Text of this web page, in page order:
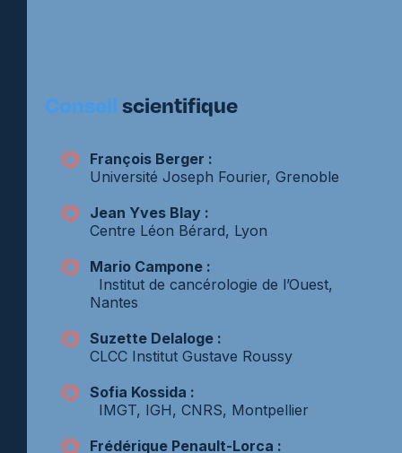
Conseilscientifique
François Berger :
Université Joseph Fourier, Grenoble
Jean Yves Blay :
Centre Léon Bérard, Lyon
Mario Campone :
Institut de cancérologie de l’Ouest,
Nantes
Suzette Delaloge :
CLCC Institut Gustave Roussy
Sofia Kossida :
IMGT, IGH, CNRS, Montpellier
Frédérique Penault-Lorca :